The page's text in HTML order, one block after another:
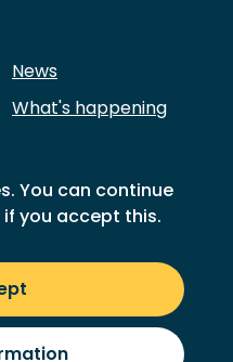
You can continue
you accept this.
News
What's happening
Contact Us
Sustainability goals